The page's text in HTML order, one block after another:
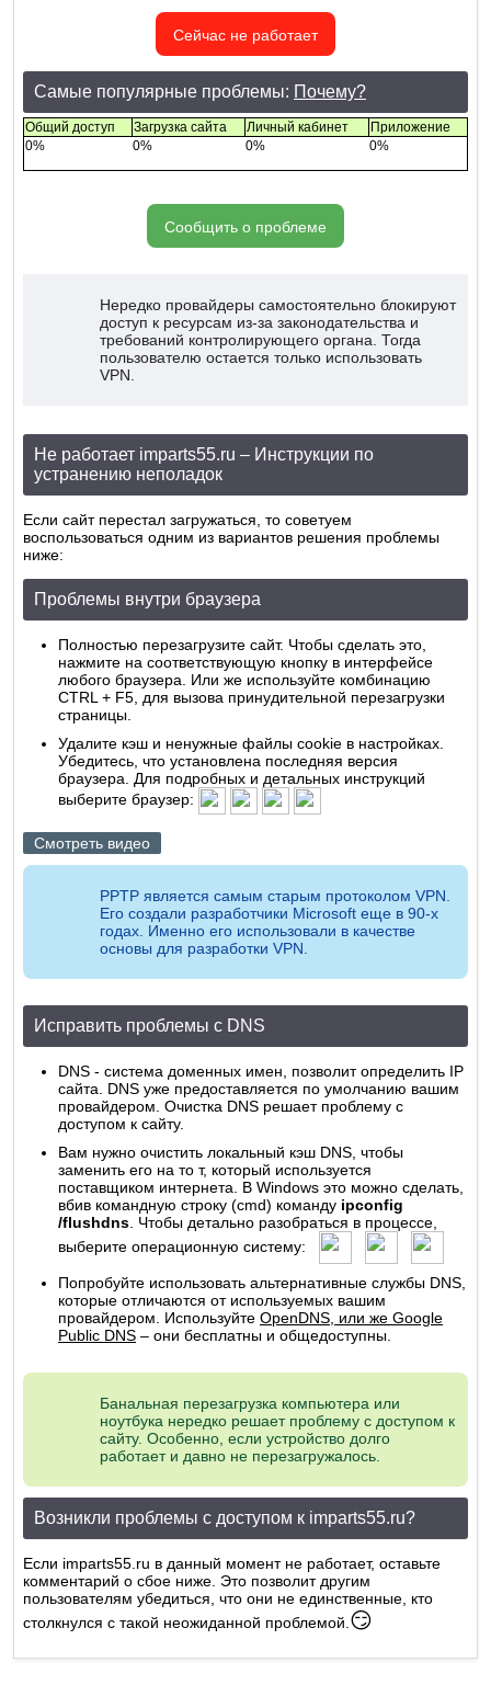
Сейчас не работает
Самые популярные проблемы: Почему?
Общий доступ Загрузка сайта Личный кабинет
Приложение
0%
0% 0% 0%
Сообщить о проблеме
Нередко провайдеры самостоятельно блокируют
доступ к ресурсам из-за законодательства и
требований контролирующего органа. Тогда
пользователю остается только использовать
VPN.
Не работает imparts55.ru – Инструкции по
устранению неполадок
Если сайт перестал загружаться, то советуем
воспользоваться одним из вариантов решения проблемы
ниже:
Проблемы внутри браузера
Полностью перезагрузите сайт. Чтобы сделать это,
нажмите на соответствующую кнопку в интерфейсе
любого браузера. Или же используйте комбинацию
CTRL + F5, для вызова принудительной перезагрузки
страницы.
Удалите кэш и ненужные файлы cookie в настройках.
Убедитесь, что установлена последняя версия
браузера. Для подробных и детальных инструкций
выберите браузер:
Смотреть видео
PPTP является самым старым протоколом VPN.
Его создали разработчики Microsoft еще в 90-х
годах. Именно его использовали в качестве
основы для разработки VPN.
Исправить проблемы с DNS
DNS - система доменных имен, позволит определить IP
сайта. DNS уже предоставляется по умолчанию вашим
провайдером. Очистка DNS решает проблему с
доступом к сайту.
Вам нужно очистить локальный кэш DNS, чтобы
заменить его на то т, который используется
поставщиком интернета. В Windows это можно сделать,
вбив командную строку (cmd) команду ipconfig
/flushdns . Чтобы детально разобраться в процессе,
выберите операционную систему:
Попробуйте использовать альтернативные службы DNS,
которые отличаются от используемых вашим
провайдером. Используйте OpenDNS, или же Google
Public DNS – они бесплатны и общедоступны.
Банальная перезагрузка компьютера или
ноутбука нередко решает проблему с доступом к
сайту. Особенно, если устройство долго
работает и давно не перезагружалось.
Возникли проблемы с доступом к imparts55.ru?
Если imparts55.ru в данный момент не работает, оставьте
комментарий о сбое ниже. Это позволит другим
пользователям убедиться, что они не единственные, кто
столкнулся с такой неожиданной проблемой.😏